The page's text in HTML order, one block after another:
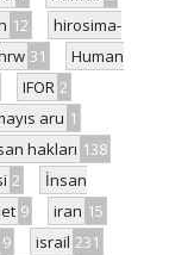
12
hirosima-
31
Human
IFOR 2
aru 1
hakları 138
2
İnsan
9 iran 15
9 israil 231